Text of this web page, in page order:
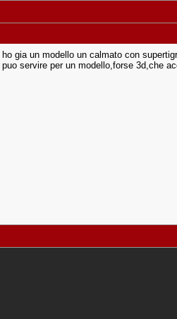
ho gia un modello un calmato con
puo servire per un modello,forse 3d,che